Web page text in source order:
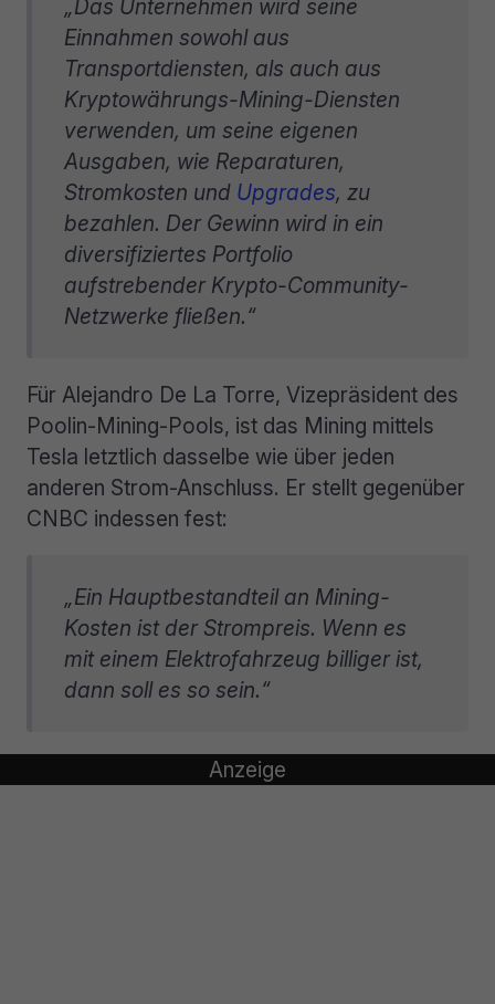
„Das Unternehmen wird seine
Einnahmen sowohl aus
Transportdiensten, als auch aus
Kryptowährungs-Mining-Diensten
verwenden, um seine eigenen
Ausgaben, wie Reparaturen,
Stromkosten und Upgrades, zu
bezahlen. Der Gewinn wird in ein
diversifiziertes Portfolio
aufstrebender Krypto-Community-
Netzwerke fließen.“
Für Alejandro De La Torre, Vizepräsident des
Poolin-Mining-Pools, ist das Mining mittels
Tesla letztlich dasselbe wie über jeden
anderen Strom-Anschluss. Er stellt gegenüber
CNBC indessen fest:
„Ein Hauptbestandteil an Mining-
Kosten ist der Strompreis. Wenn es
mit einem Elektrofahrzeug billiger ist,
dann soll es so sein.“